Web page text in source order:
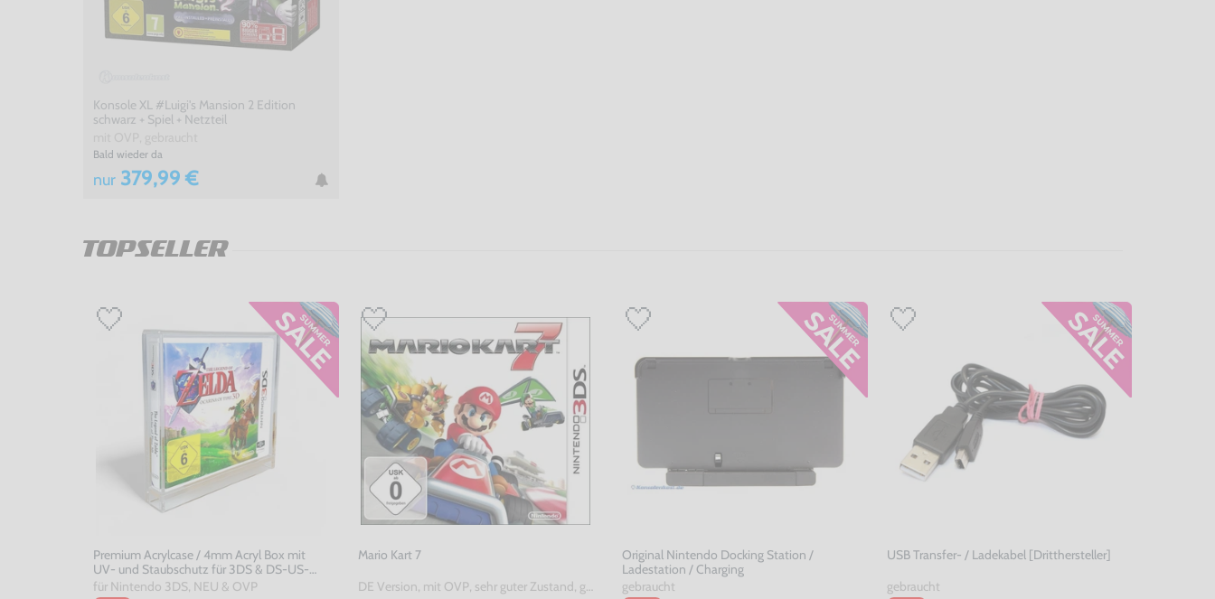
Konsole XL #Luigi's Mansion 2 Edition
schwarz + Spiel + Netzteil
Bald wieder da
nur 379,99 €
TOPSELLER
Premium Acrylcase / 4mm Acryl Box mit
UV- und Staubschutz für 3DS & DS-US-
Version OVP's
für Nintendo 3DS, NEU & OVP
Mario Kart 7
DE Version, mit OVP, sehr guter Zustand, gebraucht
Original Nintendo Docking Station /
Ladestation / Charging
gebraucht
USB Transfer- / Ladekabel [Dritthersteller]
gebraucht